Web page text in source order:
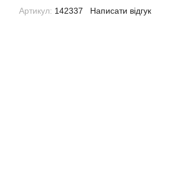
Артикул: 142337 Написати відгук